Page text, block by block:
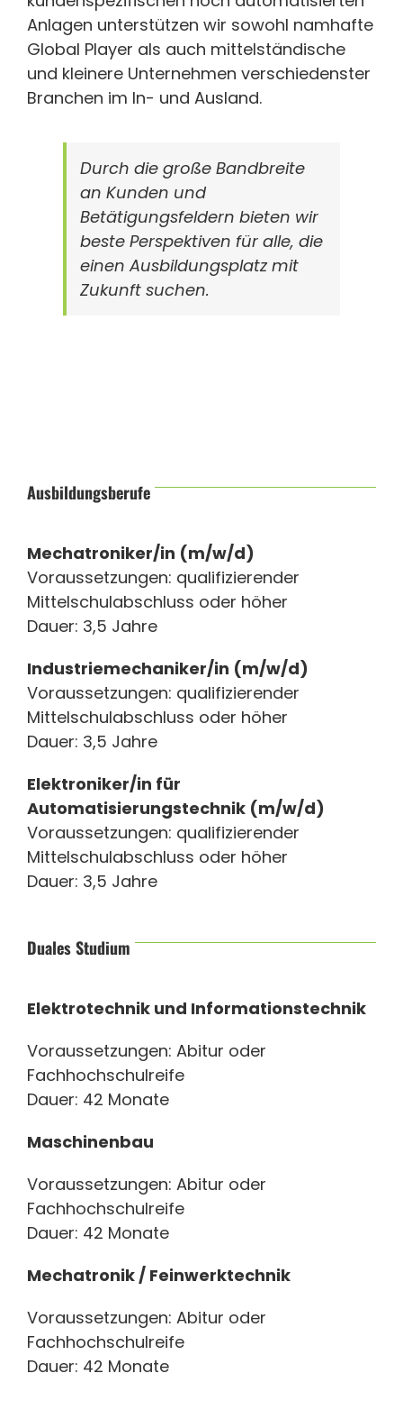
Anlagen unterstützen wir sowohl namhafte
Global Player als auch mittelständische
und kleinere Unternehmen verschiedenster
Branchen im In- und Ausland.
Durch die große Bandbreite
an Kunden und
Betätigungsfeldern bieten wir
beste Perspektiven für alle, die
einen Ausbildungsplatz mit
Zukunft suchen.
Ausbildungsberufe
Mechatroniker/in (m/w/d)
Voraussetzungen: qualifizierender
Mittelschulabschluss oder höher
Dauer: 3,5 Jahre
Industriemechaniker/in (m/w/d)
Voraussetzungen: qualifizierender
Mittelschulabschluss oder höher
Dauer: 3,5 Jahre
Elektroniker/in für
Automatisierungstechnik (m/w/d)
Voraussetzungen: qualifizierender
Mittelschulabschluss oder höher
Dauer: 3,5 Jahre
Duales Studium
Elektrotechnik und Informationstechnik
Voraussetzungen: Abitur oder
Fachhochschulreife
Dauer: 42 Monate
Maschinenbau
Voraussetzungen: Abitur oder
Fachhochschulreife
Dauer: 42 Monate
Mechatronik / Feinwerktechnik
Voraussetzungen: Abitur oder
Fachhochschulreife
Dauer: 42 Monate